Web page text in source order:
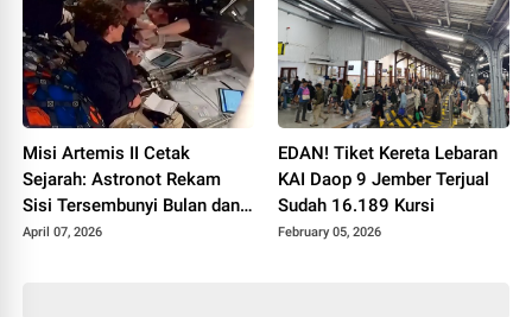
Misi Artemis II Cetak
Sejarah: Astronot Rekam
Sisi Tersembunyi Bulan dan
Pecahkan Rekor Jarak
April 07, 2026
EDAN! Tiket Kereta Lebaran
KAI Daop 9 Jember Terjual
Sudah 16.189 Kursi
February 05, 2026